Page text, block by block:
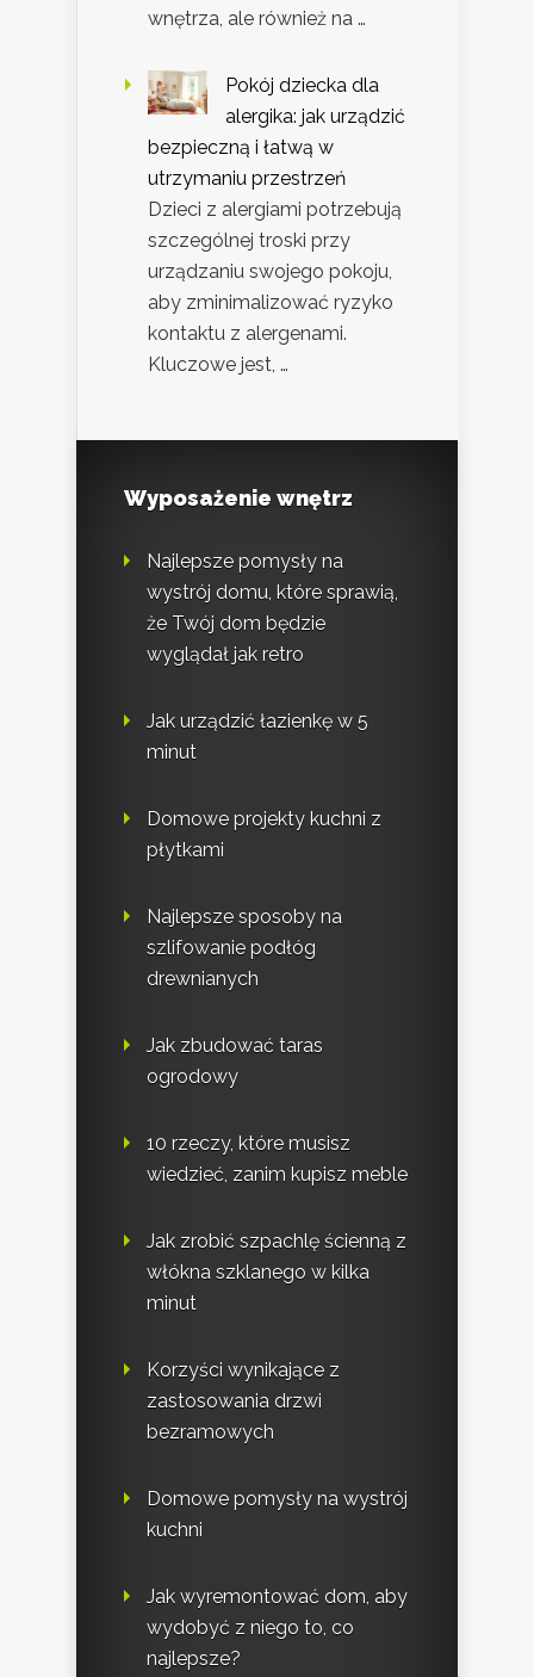
wnętrza, ale również na …
Pokój dziecka dla
alergika: jak urządzić
bezpieczną i łatwą w
utrzymaniu przestrzeń
Dzieci z alergiami potrzebują
szczególnej troski przy
urządzaniu swojego pokoju,
aby zminimalizować ryzyko
kontaktu z alergenami.
Kluczowe jest, …
Wyposażenie wnętrz
Najlepsze pomysły na
wystrój domu, które sprawią,
że Twój dom będzie
wyglądał jak retro
Jak urządzić łazienkę w 5
minut
Domowe projekty kuchni z
płytkami
Najlepsze sposoby na
szlifowanie podłóg
drewnianych
Jak zbudować taras
ogrodowy
10 rzeczy, które musisz
wiedzieć, zanim kupisz meble
Jak zrobić szpachlę ścienną z
włókna szklanego w kilka
minut
Korzyści wynikające z
zastosowania drzwi
bezramowych
Domowe pomysły na wystrój
kuchni
Jak wyremontować dom, aby
wydobyć z niego to, co
najlepsze?